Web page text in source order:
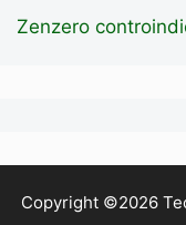
Zenzero
Copyright ©2026